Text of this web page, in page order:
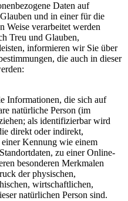
Daten auf
und in einer für die
Weise verarbeitet werden
Treu und Glauben,
informieren wir Sie über
die auch in dieser
Informationen, die sich auf
natürliche Person (im
als identifizierbar wird
direkt oder indirekt,
Kennung wie einem
zu einer Online-
besonderen Merkmalen
der physischen,
wirtschaftlichen,
natürlichen Person sind.